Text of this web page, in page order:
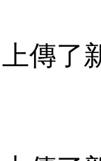
上傳了